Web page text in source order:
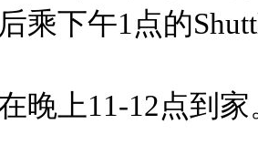
乘下午1点的
晚上11-12点到